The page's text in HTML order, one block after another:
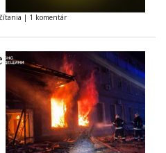
| 1 komentár